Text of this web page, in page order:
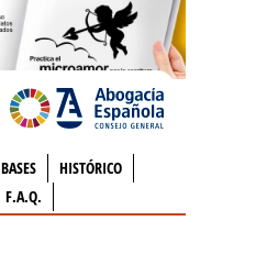
BASES
HISTÓRICO
F.A.Q.